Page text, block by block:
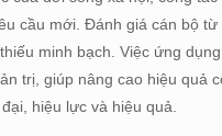
cầu mới. Đánh giá cán bộ
minh bạch. Việc ứng
trị, giúp nâng cao hiệu quả
hiệu lực và hiệu quả.